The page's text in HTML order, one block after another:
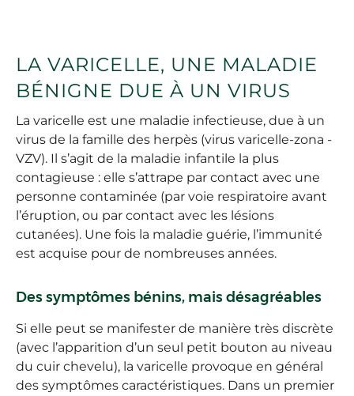
LA VARICELLE, UNE MALADIE
BÉNIGNE DUE À UN VIRUS
La varicelle est une maladie infectieuse, due à un
virus de la famille des herpès (virus varicelle-zona -
VZV). Il s’agit de la maladie infantile la plus
contagieuse : elle s’attrape par contact avec une
personne contaminée (par voie respiratoire avant
l’éruption, ou par contact avec les lésions
cutanées). Une fois la maladie guérie, l’immunité
est acquise pour de nombreuses années.
Des symptômes bénins, mais désagréables
Si elle peut se manifester de manière très discrète
(avec l’apparition d’un seul petit bouton au niveau
du cuir chevelu), la varicelle provoque en général
des symptômes caractéristiques. Dans un premier